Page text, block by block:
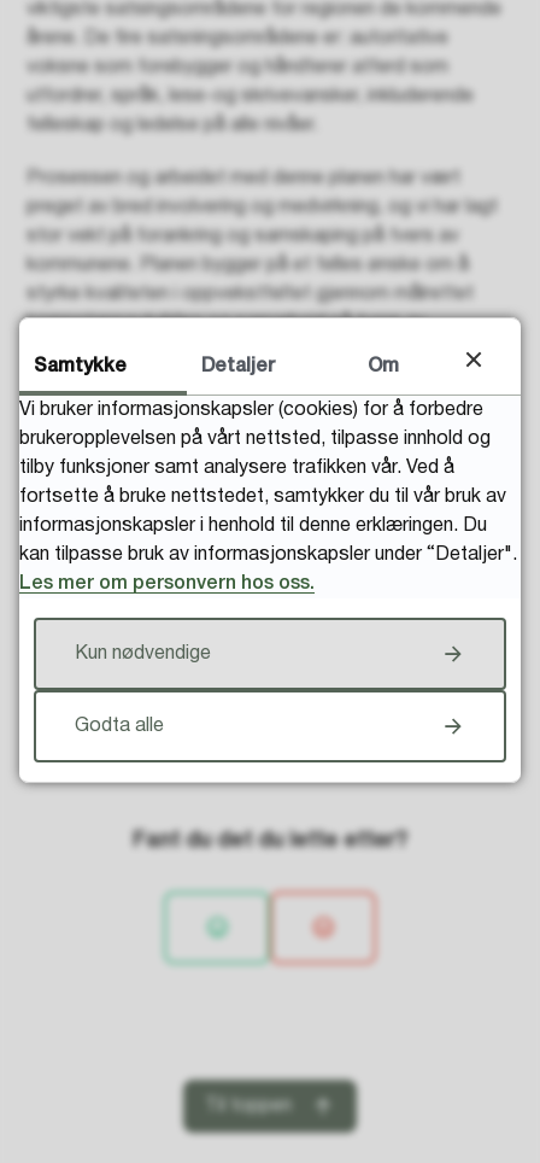
viktigste satsingsområdene for regionen de kommende
årene. De fire satsningsområdene er: autoritative
voksne som forebygger og håndterer atferd som
utfordrer, språk, lese-og skrivevansker, inkluderende
felleskap og ledelse på alle nivåer.
Prosessen og arbeidet med denne planen har vært
preget av bred involvering og medvirkning, og vi har lagt
stor vekt på forankring og samskaping på tvers av
kommunene. Planen bygger på et felles ønske om å
styrke kvaliteten i oppvekstfeltet gjennom målrettet
kompetanseutvikling og samarbeid på tvers av
tjenester. Kompetanseplanen er et verktøy for alle
felles retning og være en støtte i det pedagogiske
arbeidet.
Vi har sett frem til å presentere denne planen for alle, og
til å fortsette det viktige arbeidet med å skape gode
oppvekstsvilkår for barn og unge i vår region – sammen.
Fant du det du lette etter?
Samtykke Detaljer Om
Vi bruker informasjonskapsler (cookies) for å forbedre
brukeropplevelsen på vårt nettsted, tilpasse innhold og
tilby funksjoner samt analysere trafikken vår. Ved å
fortsette å bruke nettstedet, samtykker du til vår bruk av
informasjonskapsler i henhold til denne erklæringen. Du
kan tilpasse bruk av informasjonskapsler under “Detaljer".
Les mer om personvern hos oss.
Kun nødvendige
Godta alle